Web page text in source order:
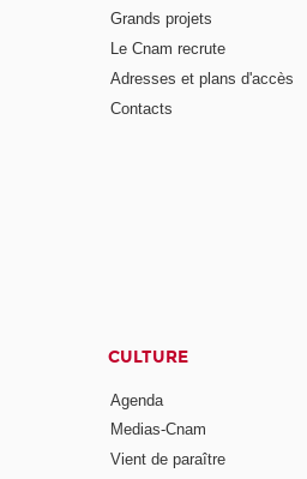
Grands projets
Le Cnam recrute
Adresses et plans d'accès
Contacts
CULTURE
Agenda
Medias-Cnam
Vient de paraître